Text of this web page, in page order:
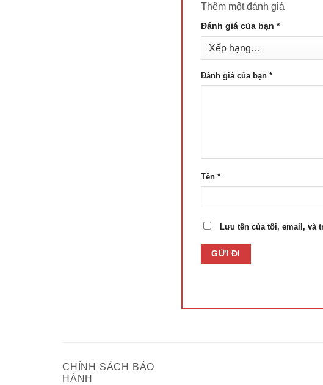
Thêm một đánh giá
Đánh giá của bạn *
Đánh giá của bạn *
Tên *
Lưu tên của tôi, email, và
CHÍNH SÁCH BẢO
HÀNH